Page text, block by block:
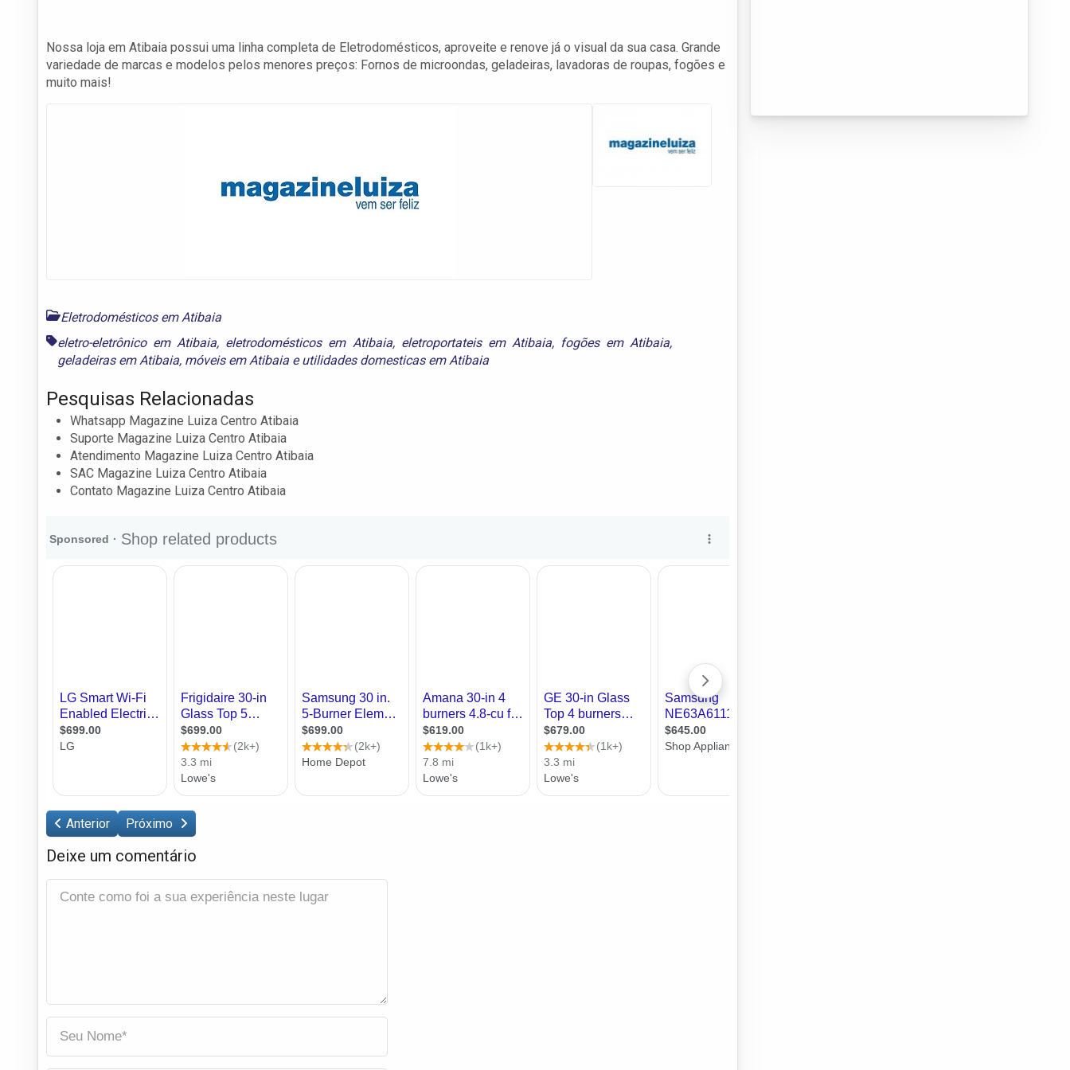
Nossa loja em Atibaia possui uma linha completa de Eletrodomésticos, aproveite e renove já o visual da sua casa. Grande
variedade de marcas e modelos pelos menores preços: Fornos de microondas, geladeiras, lavadoras de roupas, fogões e
muito mais!
Eletrodomésticos em Atibaia
eletro-eletrônico em Atibaia, eletrodomésticos em Atibaia, eletroportateis em Atibaia, fogões em Atibaia,
geladeiras em Atibaia, móveis em Atibaia eutilidades domesticas em Atibaia
Pesquisas Relacionadas
Whatsapp Magazine Luiza Centro Atibaia
Suporte Magazine Luiza Centro Atibaia
Atendimento Magazine Luiza Centro Atibaia
SAC Magazine Luiza Centro Atibaia
Contato Magazine Luiza Centro Atibaia
Anterior Próximo
Deixe um comentário